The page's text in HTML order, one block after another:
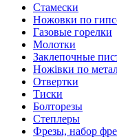
Стамески
Ножовки по
Газовые горелки
Молотки
Заклепочные
Ножівки по
Отвертки
Тиски
Болторезы
Степлеры
Фрезы, набор